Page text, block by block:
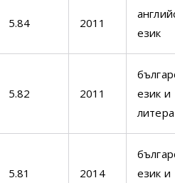
5.84 2011
език
5.82 2011
език и
5.81 2014
език и